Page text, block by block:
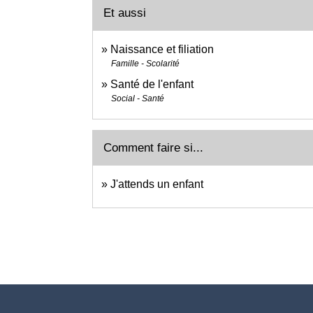
Et aussi
Naissance et filiation
Famille - Scolarité
Santé de l'enfant
Social - Santé
Comment faire si...
J'attends un enfant